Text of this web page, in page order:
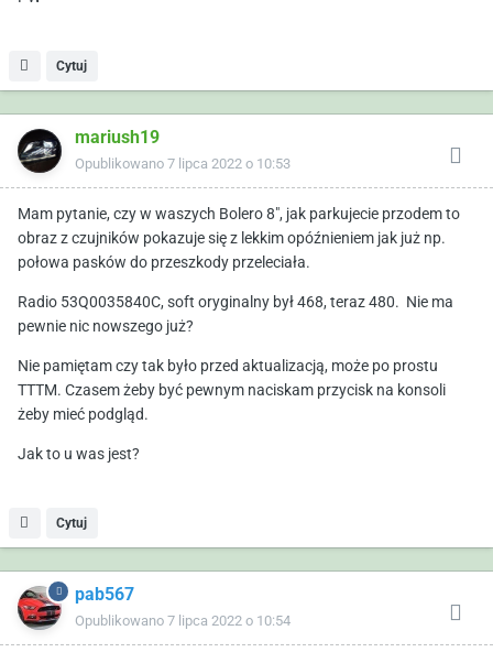
Cytuj
mariush19
Opublikowano 7 lipca 2022 o 10:53
Mam pytanie, czy w waszych Bolero 8", jak parkujecie przodem to
obraz z czujników pokazuje się z lekkim opóźnieniem jak już np.
połowa pasków do przeszkody przeleciała.
Radio 53Q0035840C, soft oryginalny był 468, teraz 480. Nie ma
pewnie nic nowszego już?
Nie pamiętam czy tak było przed aktualizacją, może po prostu
TTTM. Czasem żeby być pewnym naciskam przycisk na konsoli
żeby mieć podgląd.
Jak to u was jest?
Cytuj
pab567
Opublikowano 7 lipca 2022 o 10:54